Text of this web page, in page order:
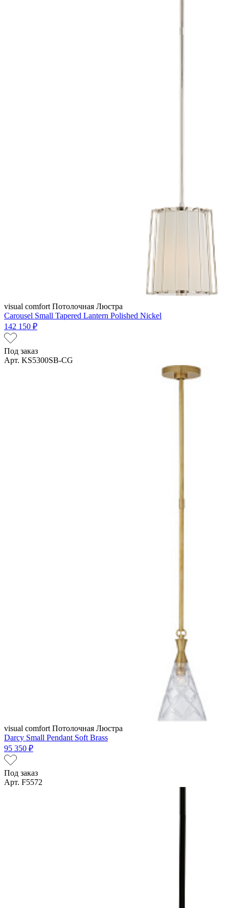
visual comfort Потолочная Люстра
Carousel Small Tapered Lantern Polished Nickel
142 150 ₽
Под заказ
Арт. KS5300SB-CG
visual comfort Потолочная Люстра
Darcy Small Pendant Soft Brass
95 350 ₽
Под заказ
Арт. F5572